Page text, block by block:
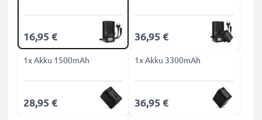
16,95 € 36,95 €
1x Akku 1500mAh
28,95 €
1x Akku 3300mAh
36,95 €